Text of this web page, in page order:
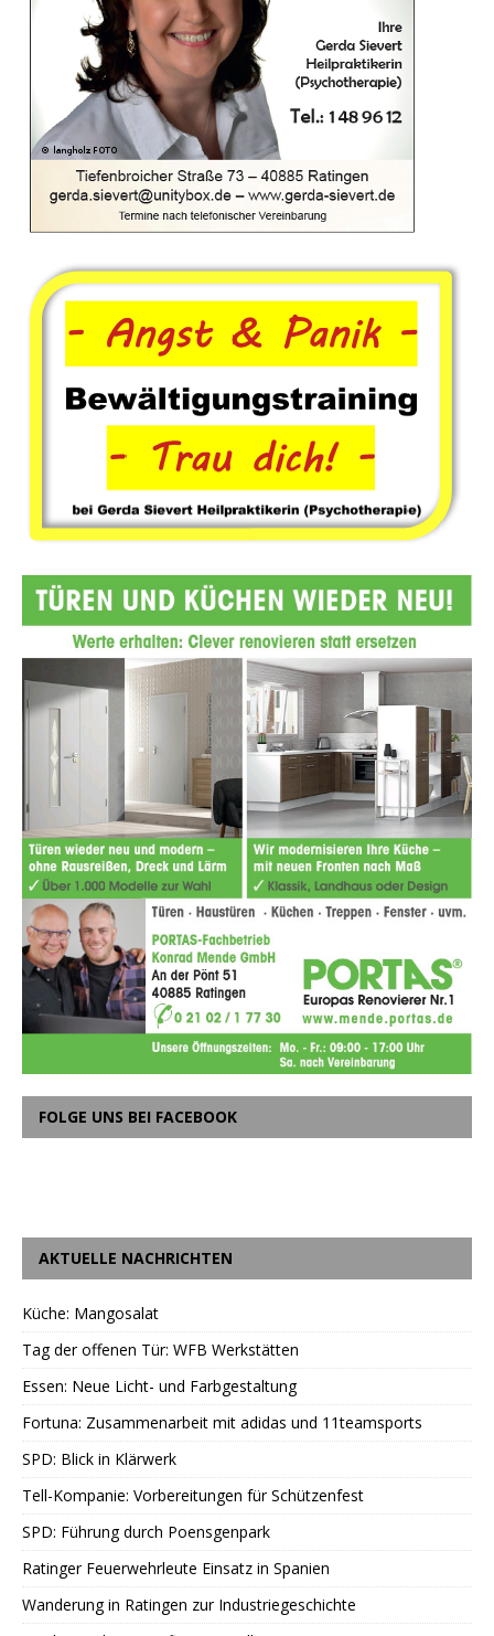
FOLGE UNS BEI FACEBOOK
AKTUELLE NACHRICHTEN
Küche: Mangosalat
Tag der offenen Tür: WFB Werkstätten
Essen: Neue Licht- und Farbgestaltung
Fortuna: Zusammenarbeit mit adidas und 11teamsports
SPD: Blick in Klärwerk
Tell-Kompanie: Vorbereitungen für Schützenfest
SPD: Führung durch Poensgenpark
Ratinger Feuerwehrleute Einsatz in Spanien
Wanderung in Ratingen zur Industriegeschichte